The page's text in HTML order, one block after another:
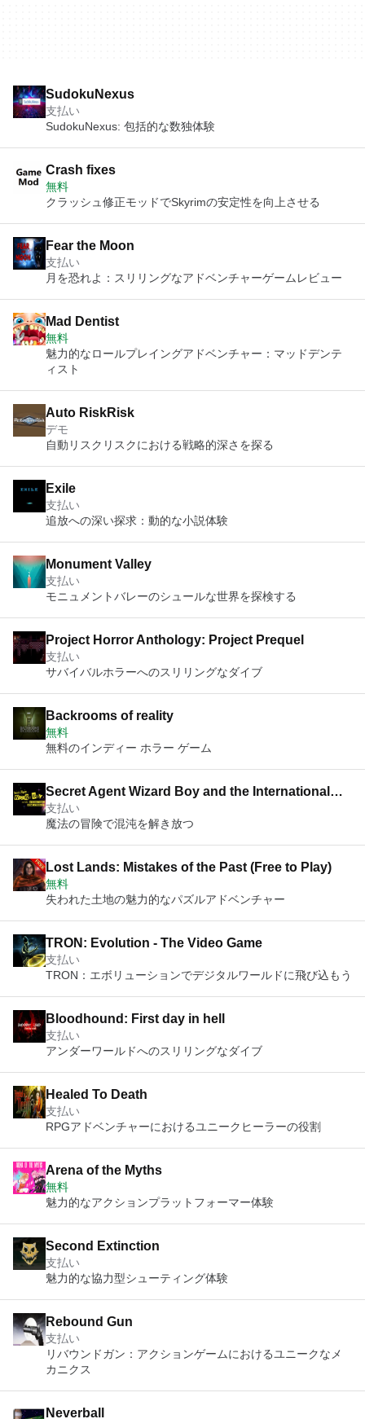
SudokuNexus
支払い
SudokuNexus: 包括的な数独体験
Crash fixes
無料
クラッシュ修正モッドでSkyrimの安定性を向上させる
Fear the Moon
支払い
月を恐れよ：スリリングなアドベンチャーゲームレビュー
Mad Dentist
無料
魅力的なロールプレイングアドベンチャー：マッドデンテ
ィスト
Auto RiskRisk
デモ
自動リスクリスクにおける戦略的深さを探る
Exile
支払い
追放への深い探求：動的な小説体験
Monument Valley
支払い
モニュメントバレーのシュールな世界を探検する
Project Horror Anthology: Project Prequel
支払い
サバイバルホラーへのスリリングなダイブ
Backrooms of reality
無料
無料のインディー ホラー ゲーム
Secret Agent Wizard Boy and the International
Crime Syndicate
支払い
魔法の冒険で混沌を解き放つ
Lost Lands: Mistakes of the Past (Free to Play)
無料
失われた土地の魅力的なパズルアドベンチャー
TRON: Evolution - The Video Game
支払い
TRON：エボリューションでデジタルワールドに飛び込もう
Bloodhound: First day in hell
支払い
アンダーワールドへのスリリングなダイブ
Healed To Death
支払い
RPGアドベンチャーにおけるユニークヒーラーの役割
Arena of the Myths
無料
魅力的なアクションプラットフォーマー体験
Second Extinction
支払い
魅力的な協力型シューティング体験
Rebound Gun
支払い
リバウンドガン：アクションゲームにおけるユニークなメ
カニクス
Neverball